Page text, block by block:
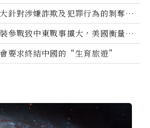
針對涉嫌詐欺及犯罪行為的剝奪公
參戰致中東戰事擴大，美國衡量地
可能性
要求終結中國的“生育旅遊”